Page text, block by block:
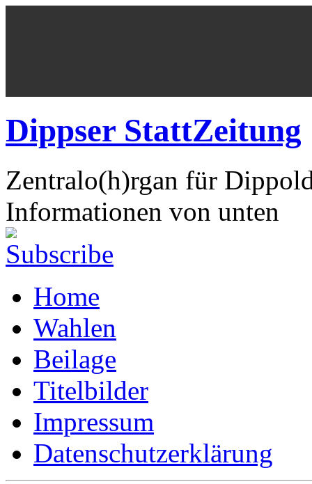
Dippser StattZeitung
Zentralo(h)rgan für
Informationen von unten
Home
Wahlen
Beilage
Titelbilder
Impressum
Datenschutzerklärung